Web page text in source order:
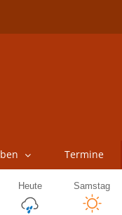
Termine